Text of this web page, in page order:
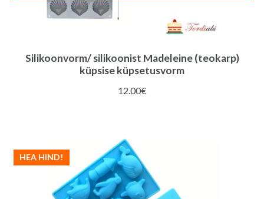
Silikoonvorm/ silikoonist Madeleine (teokarp)
küpsise küpsetusvorm
12.00€
HEA HIND!